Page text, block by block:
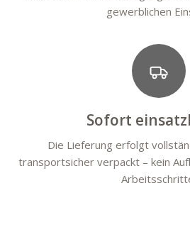
gewerblichen
Sofort
Die Lieferung erfolgt
transportsicher verpackt – kein